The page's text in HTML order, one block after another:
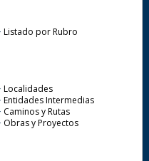
Listado por Rubro
Localidades
Entidades Intermedias
Caminos y Rutas
Obras y Proyectos